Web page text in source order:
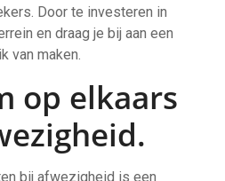
Door te investeren in
en draag je bij aan een
van maken.
op elkaars
bij afwezigheid is een